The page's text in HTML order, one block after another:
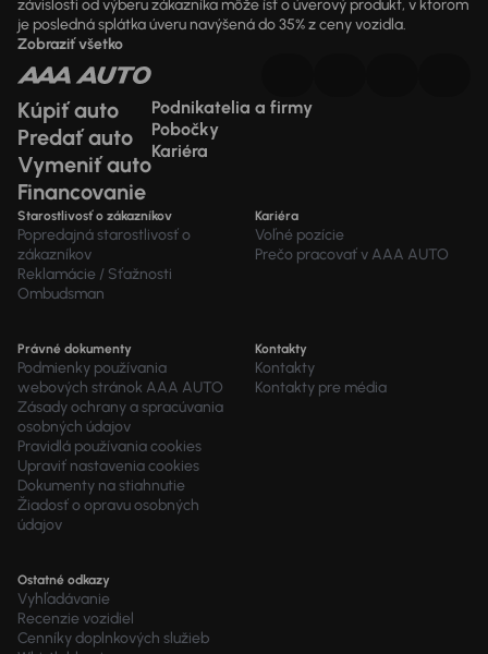
závislosti od výberu zákazníka môže ísť o úverový produkt, v ktorom
je posledná splátka úveru navýšená do 35% z ceny vozidla.
Zobraziť všetko
Kúpiť auto
Predať auto
Vymeniť auto
Financovanie
Podnikatelia a firmy
Pobočky
Kariéra
Starostlivosť o zákazníkov
Popredajná starostlivosť o
zákazníkov
Reklamácie / Sťažnosti
Ombudsman
Kariéra
Voľné pozície
Prečo pracovať v AAA AUTO
Právné dokumenty
Podmienky používania
webových stránok AAA AUTO
Zásady ochrany a spracúvania
osobných údajov
Pravidlá používania cookies
Upraviť nastavenia cookies
Dokumenty na stiahnutie
Žiadosť o opravu osobných
údajov
Kontakty
Kontakty
Kontakty pre média
Ostatné odkazy
Vyhľadávanie
Recenzie vozidiel
Cenníky doplnkových služieb